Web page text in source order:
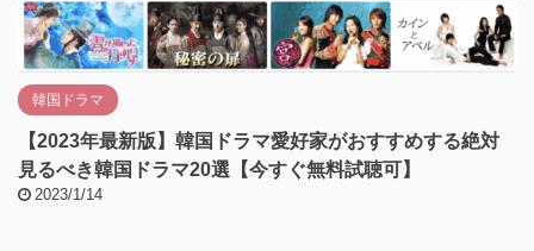
韓国ドラマ
【2023年最新版】韓国ドラマ愛好家がおすすめする絶対
見るべき韓国ドラマ20選【今すぐ無料試聴可】
2023/1/14